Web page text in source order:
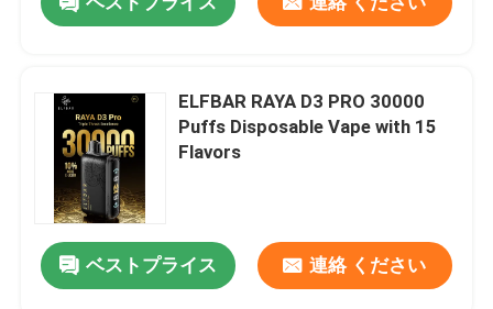
ELFBAR RAYA D3 PRO 30000
Puffs Disposable Vape with 15
Flavors
ベストプライス 連絡 ください